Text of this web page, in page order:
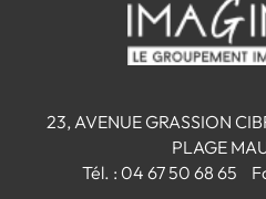
23, AVENUE GRASSION
PLAGE
Tél. : 04 67 50 68 65